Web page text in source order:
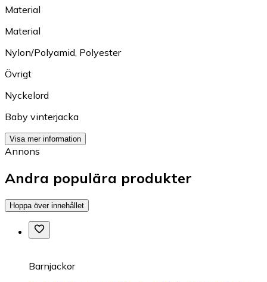
Material
Material
Nylon/Polyamid, Polyester
Övrigt
Nyckelord
Baby vinterjacka
Visa mer information
Annons
Andra populära produkter
Hoppa över innehållet
Barnjackor